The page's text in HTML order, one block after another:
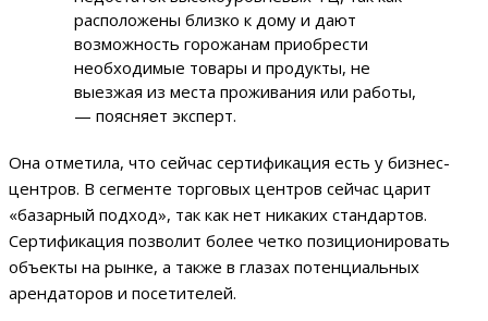
расположены близко к дому и дают
возможность горожанам приобрести
необходимые товары и продукты, не
выезжая из места проживания или работы,
— поясняет эксперт.
Она отметила, что сейчас сертификация есть у бизнес-
центров. В сегменте торговых центров сейчас царит
«базарный подход», так как нет никаких стандартов.
Сертификация позволит более четко позиционировать
объекты на рынке, а также в глазах потенциальных
арендаторов и посетителей.